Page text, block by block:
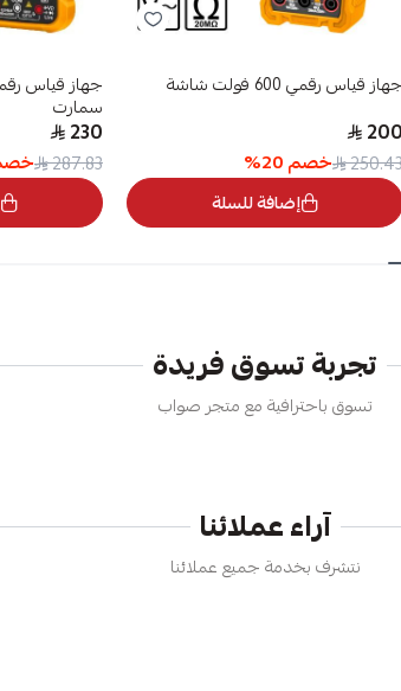
جهاز قياس رقمي 600 فولت شاشة
200
خصم20
%
إضافة للسلة
سمارت
230
287.83
تجربة تسوق فريدة
تسوق باحترافية مع متجر صواب
آراء عملائنا
نتشرف بخدمة جميع عملائنا